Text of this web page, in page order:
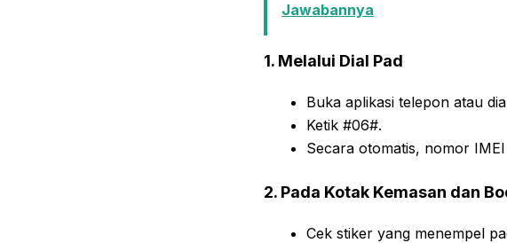
Jawabannya
1. Melalui Dial Pad
Buka aplikasi telepon atau
Ketik #06#.
Secara otomatis, nomor
2. Pada Kotak Kemasan dan
Cek stiker yang menempel